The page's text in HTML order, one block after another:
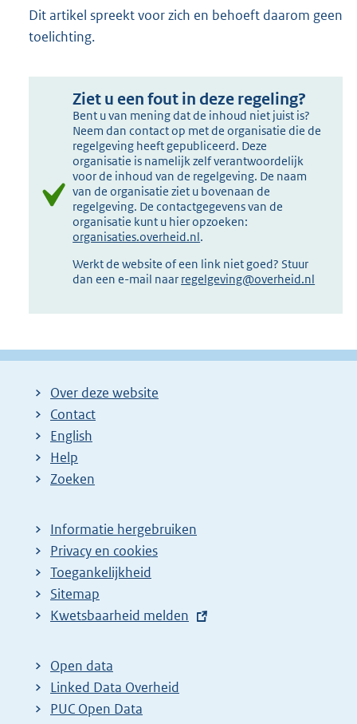
Dit artikel spreekt voor zich en behoeft daarom geen
toelichting.
Ziet u een fout in deze regeling?
Bent u van mening dat de inhoud niet juist is?
Neem dan contact op met de organisatie die de
regelgeving heeft gepubliceerd. Deze
organisatie is namelijk zelf verantwoordelijk
voor de inhoud van de regelgeving. De naam
van de organisatie ziet u bovenaan de
regelgeving. De contactgegevens van de
organisatie kunt u hier opzoeken:
organisaties.overheid.nl.
Werkt de website of een link niet goed? Stuur
dan een e-mail naar regelgeving@overheid.nl
Over deze website
Contact
English
Help
Zoeken
Informatie hergebruiken
Privacy en cookies
Toegankelijkheid
Sitemap
E
t
e
r
Kwetsbaarheid melden
Open data
Linked Data Overheid
PUC Open Data